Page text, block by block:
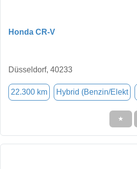
Honda CR-V
Düsseldorf, 40233
22.300 km Hybrid (Benzin/Elekt
★